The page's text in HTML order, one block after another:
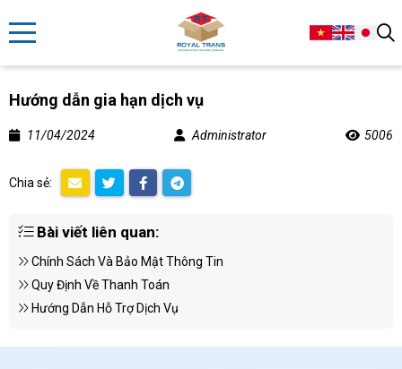
Hướng dẫn gia hạn dịch vụ
11/04/2024 Administrator 5006
Chia sẻ:
Bài viết liên quan:
Chính Sách Và Bảo Mật Thông Tin
Quy Định Về Thanh Toán
Hướng Dẫn Hỗ Trợ Dịch Vụ